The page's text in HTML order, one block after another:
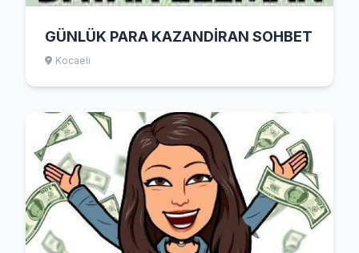
GÜNLÜK PARA KAZANDİRAN SOHBET
Kocaeli